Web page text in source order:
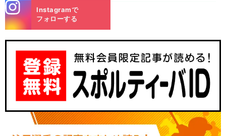
前
m
Instagramで
フォローする